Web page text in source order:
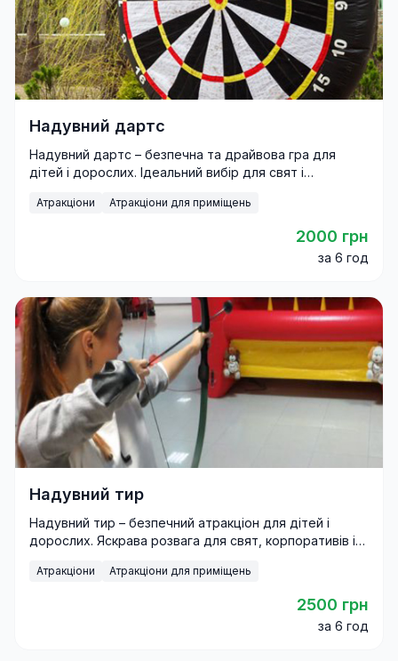
Надувний дартс
Надувний дартс – безпечна та драйвова гра для
дітей і дорослих. Ідеальний вибір для свят і
Атракціони Атракціони для приміщень
2000 грн
за 6 год
Надувний тир
Надувний тир – безпечний атракціон для дітей і
дорослих. Яскрава розвага для свят, корпоративів і
Атракціони Атракціони для приміщень
2500 грн
за 6 год